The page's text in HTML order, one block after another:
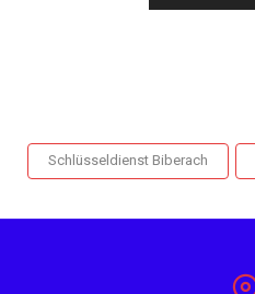
Schlüsseldienst Biberach